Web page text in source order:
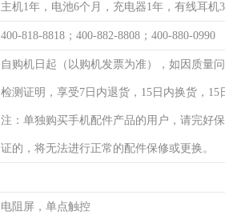
主机1年，电池6个月，充电器1年，有线耳机
400-818-8818；400-882-8808；400-880-0990
自购机日起（以购机发票为准），如因质量
检测证明，享受7日内退货，15日内换货，
注：单独购买手机配件产品的用户，请完好
证的，将无法进行正常的配件保修或更换。
电阻屏，单点触控